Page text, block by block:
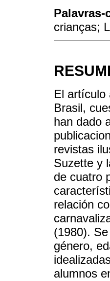
Palavras-
crianças;
El artículo
Brasil,
han dado
revistas
Suzette y
de cuatro
relación
(1980).
género,
alumnos